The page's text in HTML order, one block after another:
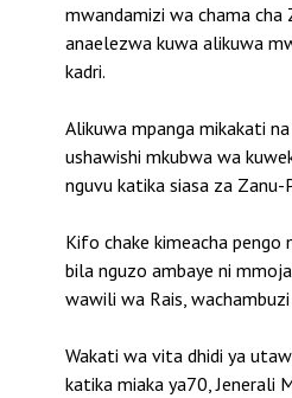
mwandamizi wa chama cha
anaelezwa kuwa alikuwa
kadri.
Alikuwa mpanga mikakati
ushawishi mkubwa wa
nguvu katika siasa za Zanu-
Kifo chake kimeacha pengo
bila nguzo ambaye ni
wawili wa Rais,
Wakati wa vita dhidi ya
katika miaka ya70, Jenerali